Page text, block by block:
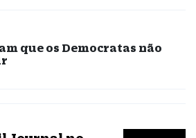
que os Democratas não